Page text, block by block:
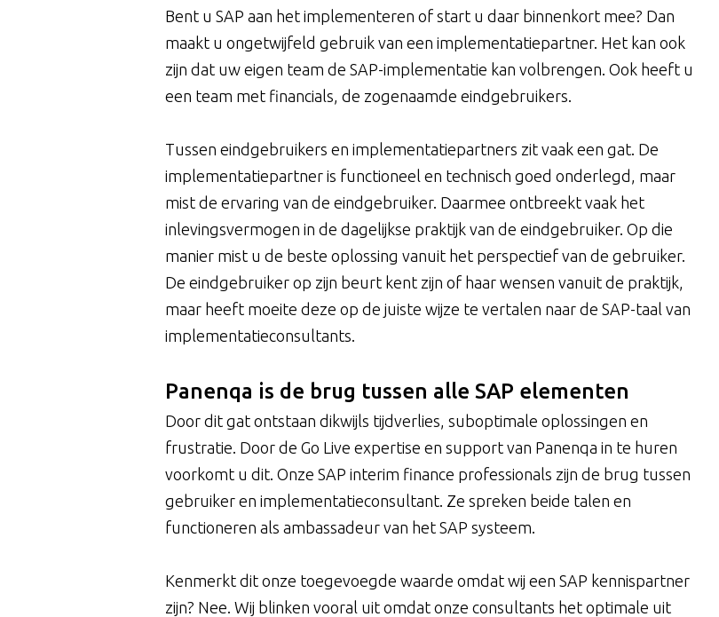
Bent u SAP aan het implementeren of start u daar binnenkort mee? Dan
maakt u ongetwijfeld gebruik van een implementatiepartner. Het kan ook
zijn dat uw eigen team de SAP-implementatie kan volbrengen. Ook heeft u
een team met financials, de zogenaamde eindgebruikers.
Tussen eindgebruikers en implementatiepartners zit vaak een gat. De
implementatiepartner is functioneel en technisch goed onderlegd, maar
mist de ervaring van de eindgebruiker. Daarmee ontbreekt vaak het
inlevingsvermogen in de dagelijkse praktijk van de eindgebruiker. Op die
manier mist u de beste oplossing vanuit het perspectief van de gebruiker.
De eindgebruiker op zijn beurt kent zijn of haar wensen vanuit de praktijk,
maar heeft moeite deze op de juiste wijze te vertalen naar de SAP-taal van
implementatieconsultants.
Panenqa is de brug tussen alle SAP elementen
Door dit gat ontstaan dikwijls tijdverlies, suboptimale oplossingen en
frustratie. Door de Go Live expertise en support van Panenqa in te huren
voorkomt u dit. Onze SAP interim finance professionals zijn de brug tussen
gebruiker en implementatieconsultant. Ze spreken beide talen en
functioneren als ambassadeur van het SAP systeem.
Kenmerkt dit onze toegevoegde waarde omdat wij een SAP kennispartner
zijn? Nee. Wij blinken vooral uit omdat onze consultants het optimale uit